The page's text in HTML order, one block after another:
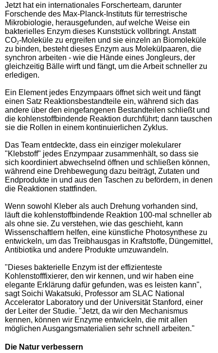
Jetzt hat ein internationales Forscherteam, darunter
Forschende des Max-Planck-Instituts für terrestrische
Mikrobiologie, herausgefunden, auf welche Weise ein
bakterielles Enzym dieses Kunststück vollbringt. Anstatt
CO2-Moleküle zu ergreifen und sie einzeln an Biomoleküle
zu binden, besteht dieses Enzym aus Molekülpaaren, die
synchron arbeiten - wie die Hände eines Jongleurs, der
gleichzeitig Bälle wirft und fängt, um die Arbeit schneller zu
erledigen.
Ein Element jedes Enzympaars öffnet sich weit und fängt
einen Satz Reaktionsbestandteile ein, während sich das
andere über den eingefangenen Bestandteilen schließt und
die kohlenstoffbindende Reaktion durchführt; dann tauschen
sie die Rollen in einem kontinuierlichen Zyklus.
Das Team entdeckte, dass ein einziger molekularer
"Klebstoff" jedes Enzympaar zusammenhält, so dass sie
sich koordiniert abwechselnd öffnen und schließen können,
während eine Drehbewegung dazu beiträgt, Zutaten und
Endprodukte in und aus den Taschen zu befördern, in denen
die Reaktionen stattfinden.
Wenn sowohl Kleber als auch Drehung vorhanden sind,
läuft die kohlenstoffbindende Reaktion 100-mal schneller ab
als ohne sie. Zu verstehen, wie das geschieht, kann
Wissenschaftlern helfen, eine künstliche Photosynthese zu
entwickeln, um das Treibhausgas in Kraftstoffe, Düngemittel,
Antibiotika und andere Produkte umzuwandeln.
"Dieses bakterielle Enzym ist der effizienteste
Kohlenstofffixierer, den wir kennen, und wir haben eine
elegante Erklärung dafür gefunden, was es leisten kann",
sagt Soichi Wakatsuki, Professor am SLAC National
Accelerator Laboratory und der Universität Stanford, einer
der Leiter der Studie. "Jetzt, da wir den Mechanismus
kennen, können wir Enzyme entwickeln, die mit allen
möglichen Ausgangsmaterialien sehr schnell arbeiten."
Die Natur verbessern